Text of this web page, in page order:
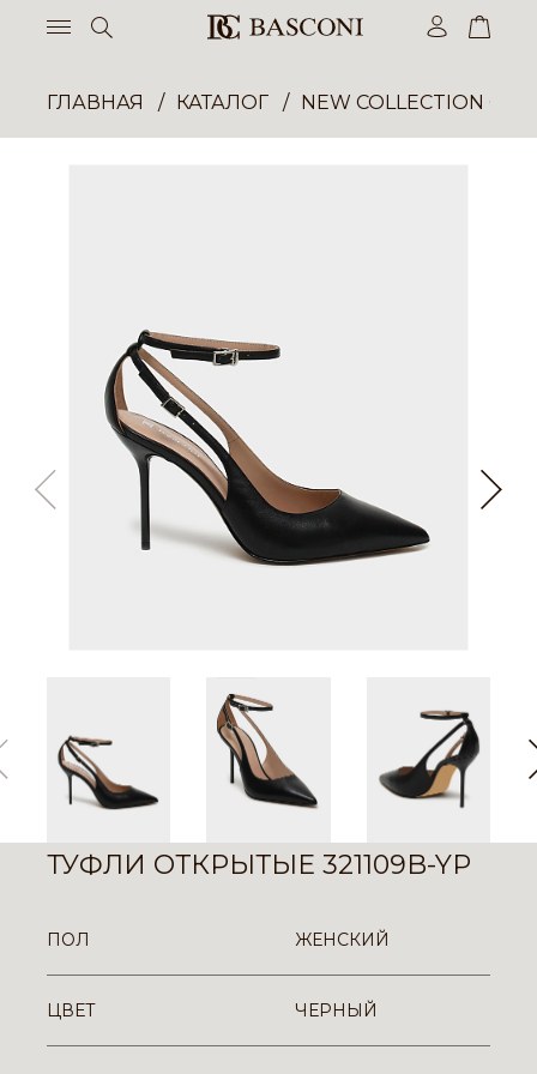
ГЛАВНАЯ КАТАЛОГ NEW COLLECTION
ТУФЛИ ОТКРЫТЫЕ 321109B-YP
ПОЛ ЖЕНСКИЙ
ЦВЕТ ЧЕРНЫЙ